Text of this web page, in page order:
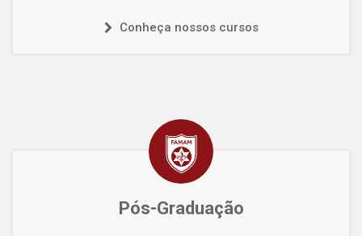
Conheça nossos cursos
Pós-Graduação